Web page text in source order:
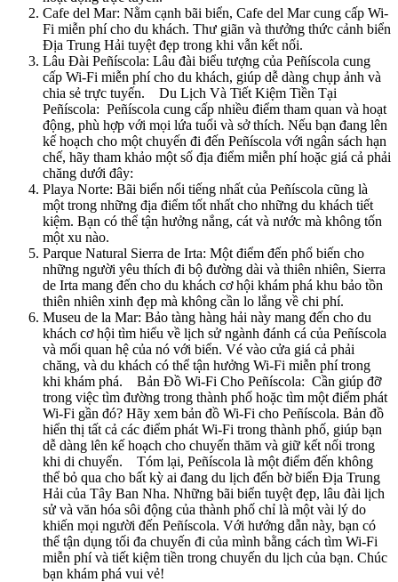
Cafe del Mar: Nằm cạnh bãi biển, Cafe del Mar cung cấp Wi-
Fi miễn phí cho du khách. Thư giãn và thưởng thức cảnh biển
Địa Trung Hải tuyệt đẹp trong khi vẫn kết nối.
Lâu Đài Peñíscola: Lâu đài biểu tượng của Peñíscola cung
cấp Wi-Fi miễn phí cho du khách, giúp dễ dàng chụp ảnh và
chia sẻ trực tuyến. Du Lịch Và Tiết Kiệm Tiền Tại
Peñíscola: Peñíscola cung cấp nhiều điểm tham quan và hoạt
động, phù hợp với mọi lứa tuổi và sở thích. Nếu bạn đang lên
kế hoạch cho một chuyến đi đến Peñíscola với ngân sách hạn
chế, hãy tham khảo một số địa điểm miễn phí hoặc giá cả phải
chăng dưới đây:
Playa Norte: Bãi biển nổi tiếng nhất của Peñíscola cũng là
một trong những địa điểm tốt nhất cho những du khách tiết
kiệm. Bạn có thể tận hưởng nắng, cát và nước mà không tốn
một xu nào.
Parque Natural Sierra de Irta: Một điểm đến phổ biến cho
những người yêu thích đi bộ đường dài và thiên nhiên, Sierra
de Irta mang đến cho du khách cơ hội khám phá khu bảo tồn
thiên nhiên xinh đẹp mà không cần lo lắng về chi phí.
Museu de la Mar: Bảo tàng hàng hải này mang đến cho du
khách cơ hội tìm hiểu về lịch sử ngành đánh cá của Peñíscola
và mối quan hệ của nó với biển. Vé vào cửa giá cả phải
chăng, và du khách có thể tận hưởng Wi-Fi miễn phí trong
khi khám phá. Bản Đồ Wi-Fi Cho Peñíscola: Cần giúp đỡ
trong việc tìm đường trong thành phố hoặc tìm một điểm phát
Wi-Fi gần đó? Hãy xem bản đồ Wi-Fi cho Peñíscola. Bản đồ
hiển thị tất cả các điểm phát Wi-Fi trong thành phố, giúp bạn
dễ dàng lên kế hoạch cho chuyến thăm và giữ kết nối trong
khi di chuyển. Tóm lại, Peñíscola là một điểm đến không
thể bỏ qua cho bất kỳ ai đang du lịch đến bờ biển Địa Trung
Hải của Tây Ban Nha. Những bãi biển tuyệt đẹp, lâu đài lịch
sử và văn hóa sôi động của thành phố chỉ là một vài lý do
khiến mọi người đến Peñíscola. Với hướng dẫn này, bạn có
thể tận dụng tối đa chuyến đi của mình bằng cách tìm Wi-Fi
miễn phí và tiết kiệm tiền trong chuyến du lịch của bạn. Chúc
bạn khám phá vui vẻ!